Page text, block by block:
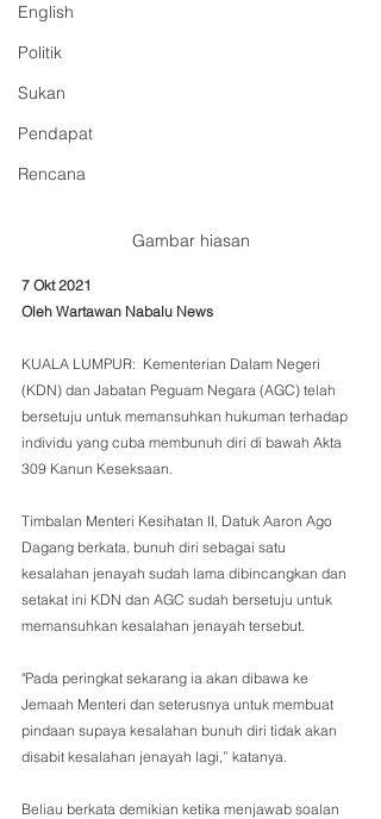
English
Politik
Sukan
Pendapat
Rencana
Gambar hiasan
7 Okt 2021
Oleh Wartawan Nabalu News
KUALA LUMPUR:  Kementerian Dalam Negeri
(KDN) dan Jabatan Peguam Negara (AGC) telah
bersetuju untuk memansuhkan hukuman terhadap
individu yang cuba membunuh diri di bawah Akta
309 Kanun Keseksaan.
Timbalan Menteri Kesihatan II, Datuk Aaron Ago
Dagang berkata, bunuh diri sebagai satu
kesalahan jenayah sudah lama dibincangkan dan
setakat ini KDN dan AGC sudah bersetuju untuk
memansuhkan kesalahan jenayah tersebut.
"Pada peringkat sekarang ia akan dibawa ke
Jemaah Menteri dan seterusnya untuk membuat
pindaan supaya kesalahan bunuh diri tidak akan
disabit kesalahan jenayah lagi,” katanya.
Beliau berkata demikian ketika menjawab soalan